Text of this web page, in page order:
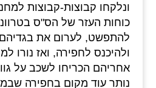
ונלקחו קבוצות-קבוצות
כוחות העזר של הס"ס
להתפשט, לערום את
ולהיכנס לחפירה, ואז נורו
אחריהם הכריחו לשכב על
נותר עוד מקום בחפירה